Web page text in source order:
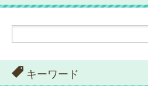
キーワード